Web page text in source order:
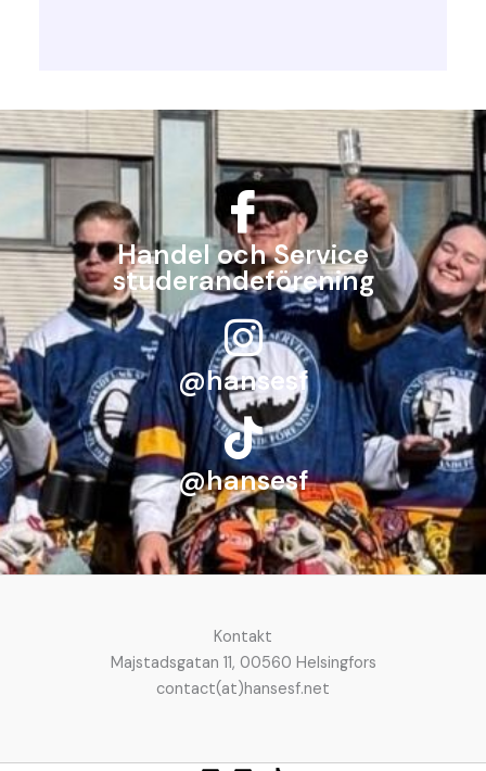
Handel och Service
studerandeförening
@hansesf
@hansesf
Kontakt
Majstadsgatan 11, 00560 Helsingfors
contact(at)hansesf.net